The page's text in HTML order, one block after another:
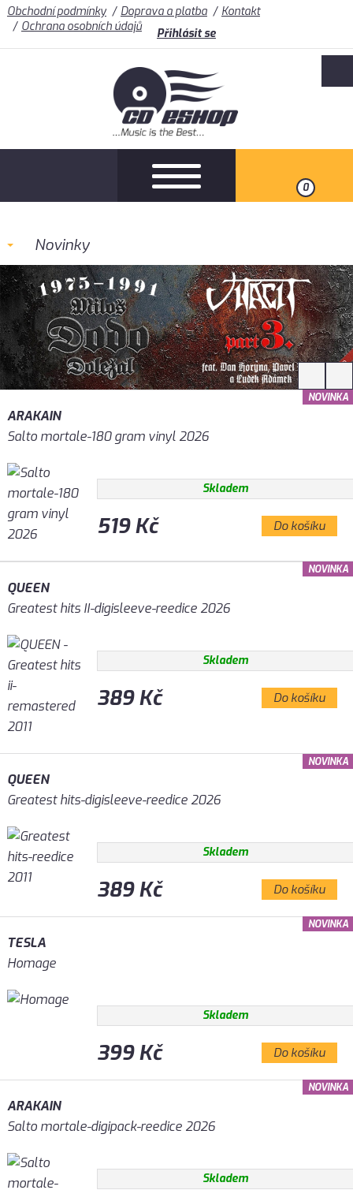
Obchodní podmínky Doprava a platba
Kontakt
Ochrana osobních údajů
Přihlásit se
0
Novinky
ARAKAIN
Salto mortale-180 gram vinyl 2026
Skladem
519 Kč Do košíku
NOVINKA
QUEEN
Greatest hits II-digisleeve-reedice 2026
Skladem
389 Kč Do košíku
NOVINKA
QUEEN
Greatest hits-digisleeve-reedice 2026
Skladem
389 Kč Do košíku
NOVINKA
TESLA
Homage
Skladem
399 Kč Do košíku
NOVINKA
ARAKAIN
Salto mortale-digipack-reedice 2026
Skladem
NOVINKA